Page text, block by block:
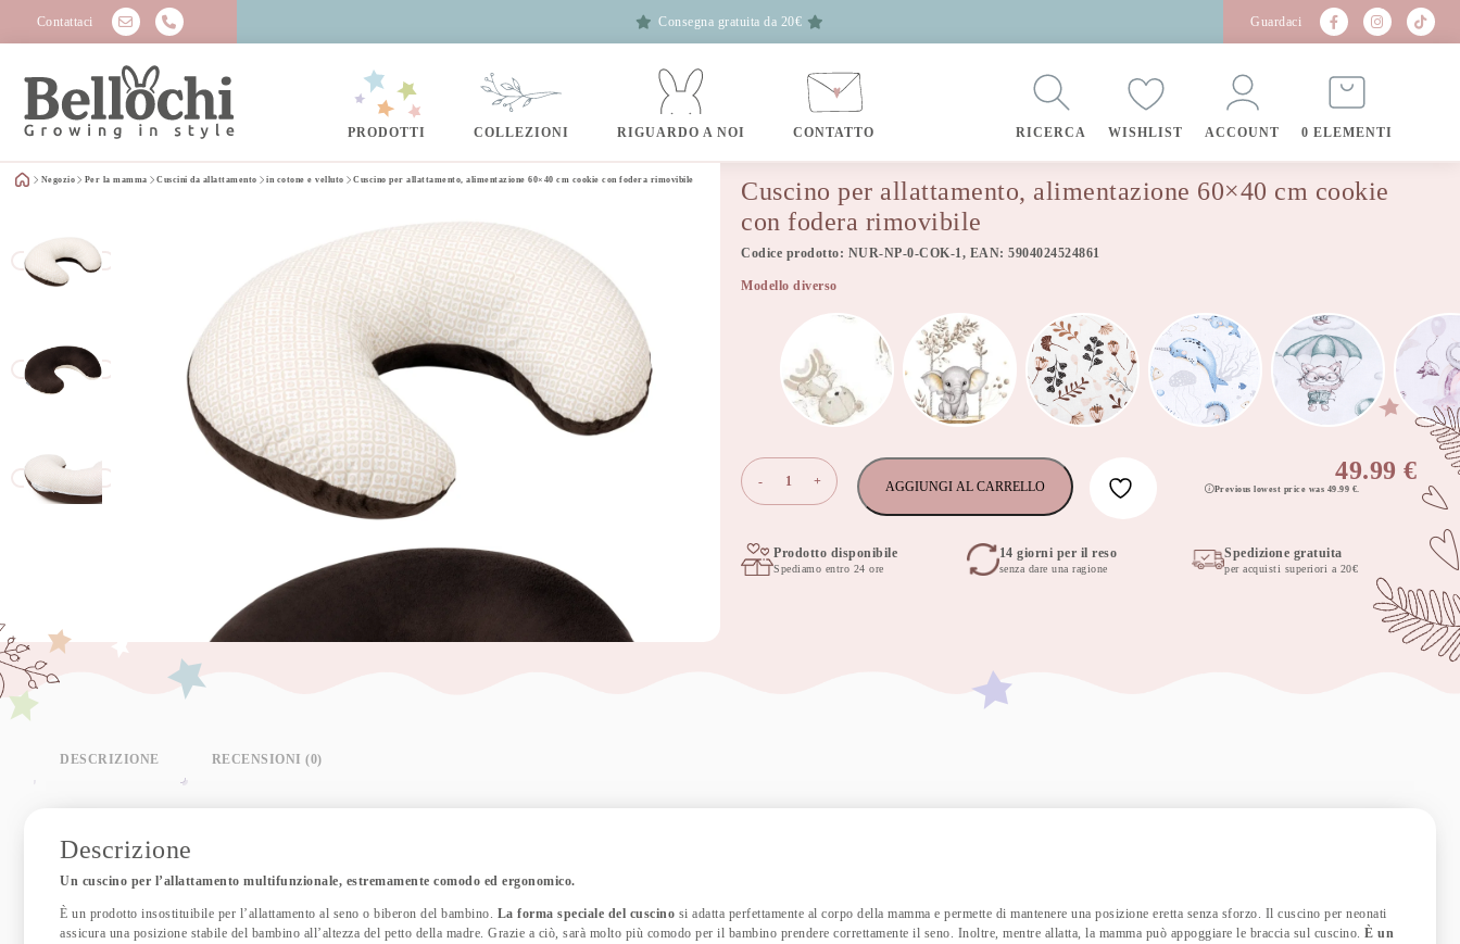
Contattaci Consegna gratuita da 20€ Guardaci
PRODOTTI COLLEZIONI RIGUARDO A NOI CONTATTO RICERCA WISHLIST ACCOUNT 0 ELEMENTI
Negozio Per la mamma Cuscini da allattamento in cotone e velluto Cuscino per allattamento, alimentazione 60×40 cm cookie con fodera rimovibile
Cuscino per allattamento, alimentazione 60×40 cm cookie
con fodera rimovibile
Codice prodotto: NUR-NP-0-COK-1, EAN: 5904024524861
Modello diverso
-
Cuscino
60×40
cm
+ AGGIUNGI AL CARRELLO
49.99€
Previous lowest price was 49.99 €.
Prodotto disponibile
Spediamo entro 24 ore
14 giorni per il reso
senza dare una ragione
Spedizione gratuita
per acquisti superiori a 20€
DESCRIZIONE RECENSIONI (0)
Descrizione
Un cuscino per l’allattamento multifunzionale, estremamente comodo ed ergonomico.
È un prodotto insostituibile per l’allattamento al seno o biberon del bambino. La forma speciale del cuscino si adatta perfettamente al corpo della mamma e permette di mantenere una posizione eretta senza sforzo. Il cuscino per neonati
assicura una posizione stabile del bambino all’altezza del petto della madre. Grazie a ciò, sarà molto più comodo per il bambino prendere correttamente il seno. Inoltre, mentre allatta, la mamma può appoggiare le braccia sul cuscino.È un